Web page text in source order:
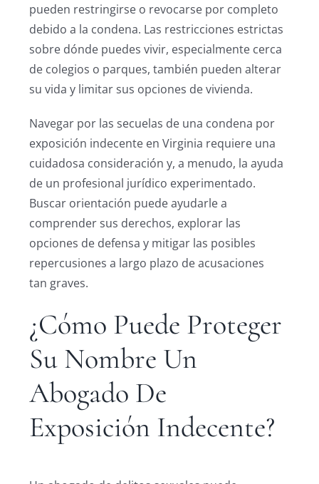
pueden restringirse o revocarse por completo
debido a la condena. Las restricciones estrictas
sobre dónde puedes vivir, especialmente cerca
de colegios o parques, también pueden alterar
su vida y limitar sus opciones de vivienda.
Navegar por las secuelas de una condena por
exposición indecente en Virginia requiere una
cuidadosa consideración y, a menudo, la ayuda
de un profesional jurídico experimentado.
Buscar orientación puede ayudarle a
comprender sus derechos, explorar las
opciones de defensa y mitigar las posibles
repercusiones a largo plazo de acusaciones
tan graves.
¿Cómo Puede Proteger
Su Nombre Un
Abogado De
Exposición Indecente?